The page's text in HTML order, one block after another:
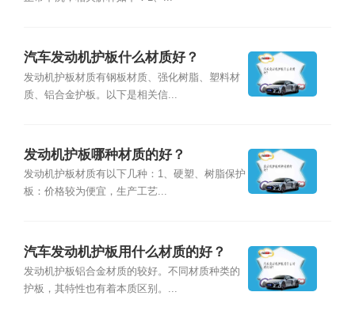
汽车发动机护板什么材质好？
发动机护板材质有钢板材质、强化树脂、塑料材
质、铝合金护板。以下是相关信...
发动机护板哪种材质的好？
发动机护板材质有以下几种：1、硬塑、树脂保护
板：价格较为便宜，生产工艺...
汽车发动机护板用什么材质的好？
发动机护板铝合金材质的较好。不同材质种类的
护板，其特性也有着本质区别。...